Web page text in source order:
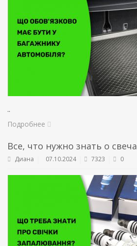
..
Подробнее
Все, что нужно знать о
Диана 07.10.2024 7323 0